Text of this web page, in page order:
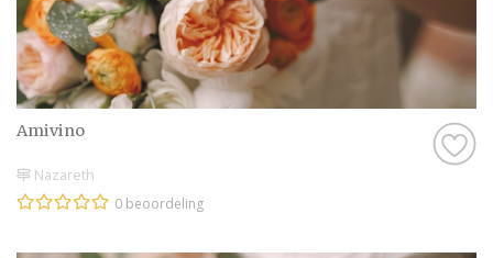
Amivino
Nazareth
0 beoordeling